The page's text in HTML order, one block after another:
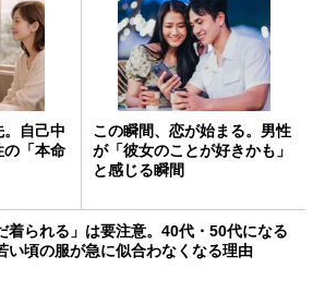
。自己中
の「本命
この瞬間、恋が始まる。男性
が「彼女のことが好きかも」
と感じる瞬間
着られる」は要注意。40代・50代になる
い頃の服が急に似合わなくなる理由